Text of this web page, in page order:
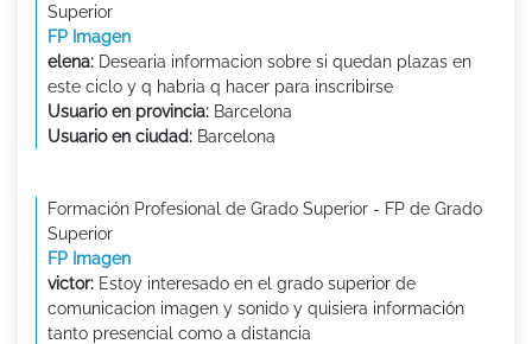
Superior
FP Imagen
elena: Desearia informacion sobre si quedan plazas en
este ciclo y q habria q hacer para inscribirse
Usuario en provincia: Barcelona
Usuario en ciudad: Barcelona
Formación Profesional de Grado Superior - FP de Grado
Superior
FP Imagen
victor: Estoy interesado en el grado superior de
comunicacion imagen y sonido y quisiera información
tanto presencial como a distancia